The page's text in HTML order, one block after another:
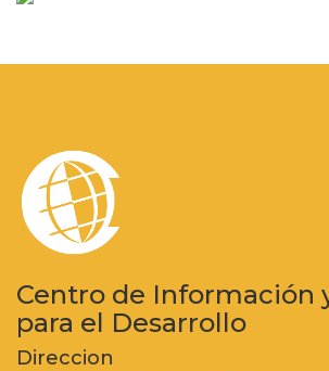
Centro de Información
para el Desarrollo
Direccion